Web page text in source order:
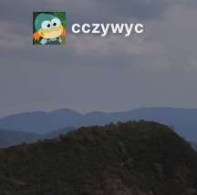
cczywyc